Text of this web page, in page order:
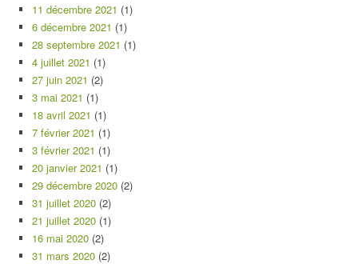
11 décembre 2021 (1)
6 décembre 2021 (1)
28 septembre 2021 (1)
4 juillet 2021 (1)
27 juin 2021 (2)
3 mai 2021 (1)
18 avril 2021 (1)
7 février 2021 (1)
3 février 2021 (1)
20 janvier 2021 (1)
29 décembre 2020 (2)
31 juillet 2020 (2)
21 juillet 2020 (1)
16 mai 2020 (2)
31 mars 2020 (2)